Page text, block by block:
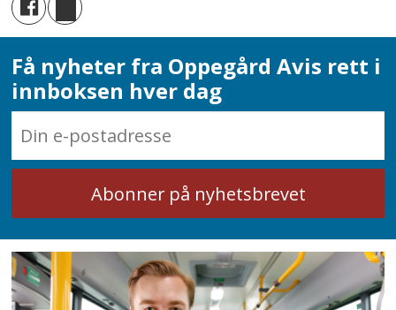
Få nyheter fra Oppegård Avis rett i
innboksen hver dag